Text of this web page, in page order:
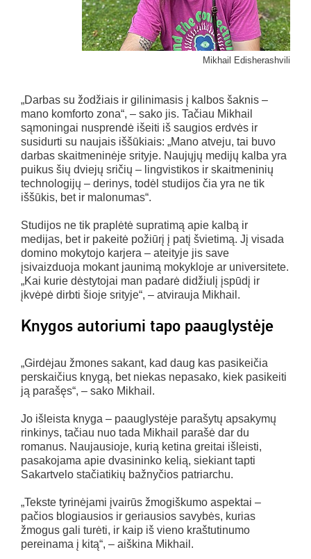
Mikhail Edisherashvili
„Darbas su žodžiais ir gilinimasis į kalbos šaknis –
mano komforto zona“, – sako jis. Tačiau Mikhail
sąmoningai nusprendė išeiti iš saugios erdvės ir
susidurti su naujais iššūkiais: „Mano atveju, tai buvo
darbas skaitmeninėje srityje. Naujųjų medijų kalba yra
puikus šių dviejų sričių – lingvistikos ir skaitmeninių
technologijų – derinys, todėl studijos čia yra ne tik
iššūkis, bet ir malonumas“.
Studijos ne tik praplėtė supratimą apie kalbą ir
medijas, bet ir pakeitė požiūrį į patį švietimą. Jį visada
domino mokytojo karjera – ateityje jis save
įsivaizduoja mokant jaunimą mokykloje ar universitete.
„Kai kurie dėstytojai man padarė didžiulį įspūdį ir
įkvėpė dirbti šioje srityje“, – atvirauja Mikhail.
Knygos autoriumi tapo paauglystėje
„Girdėjau žmones sakant, kad daug kas pasikeičia
perskaičius knygą, bet niekas nepasako, kiek pasikeiti
ją parašęs“, – sako Mikhail.
Jo išleista knyga – paauglystėje parašytų apsakymų
rinkinys, tačiau nuo tada Mikhail parašė dar du
romanus. Naujausioje, kurią ketina greitai išleisti,
pasakojama apie dvasininko kelią, siekiant tapti
Sakartvelo stačiatikių bažnyčios patriarchu.
„Tekste tyrinėjami įvairūs žmogiškumo aspektai –
pačios blogiausios ir geriausios savybės, kurias
žmogus gali turėti, ir kaip iš vieno kraštutinumo
pereinama į kitą“, – aiškina Mikhail.